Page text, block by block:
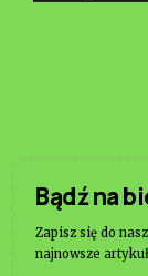
Bądź na
Zapisz się do
najnowsze